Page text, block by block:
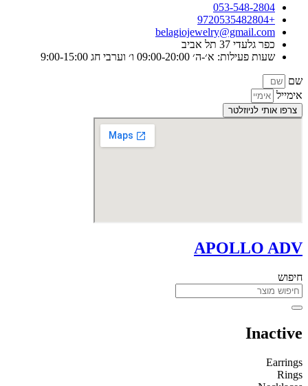
053-548-2804
+9720535482804
belagiojewelry@gmail.com
כפר גלעדי 37 תל אביב
שעות פעילות: א׳-ה׳ 09:00-20:00 ו׳ וערבי חג 9:00-15:00
שם
אימייל
צרפו אותי לניוזלטר
APOLLO ADV
חיפוש
Inactive
Earrings
Rings